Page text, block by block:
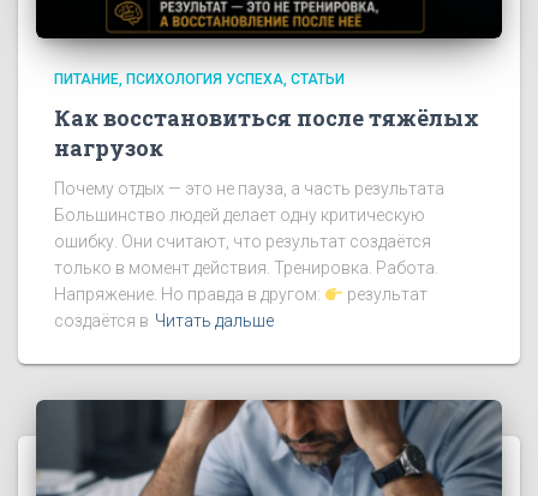
ПИТАНИЕ ПСИХОЛОГИЯ УСПЕХА СТАТЬИ
Как восстановиться после тяжёлых
нагрузок
Почему отдых — это не пауза, а часть результата
Большинство людей делает одну критическую
ошибку. Они считают, что результат создаётся
только в момент действия. Тренировка. Работа.
Напряжение. Но правда в другом:
результат
создаётся в Читать дальше